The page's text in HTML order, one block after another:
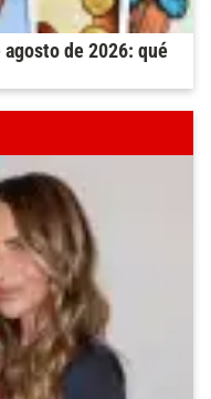
de 2026: qué